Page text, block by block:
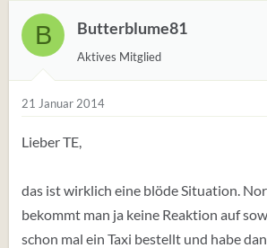
B Butterblume81
Aktives Mitglied
21 Januar 2014
Lieber TE,
das ist wirklich eine blöde Situation.
bekommt man ja keine Reaktion auf
schon mal ein Taxi bestellt und habe